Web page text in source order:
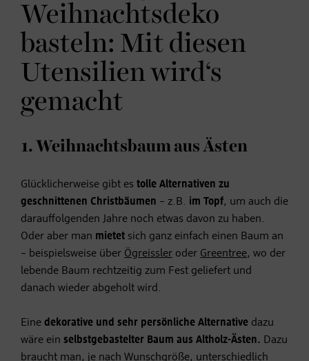
Weihnachtsdeko
basteln: Mit diesen
Utensilien wird‘s
gemacht
1. Weihnachtsbaum aus Ästen
Glücklicherweise gibt es tolle Alternativen zu
geschnittenen Christbäumen – z.B. im Topf, um auch die
darauffolgenden Jahre noch etwas davon zu haben.
Oder aber man mietet sich ganz einfach einen Baum an
– beispielsweise über Ögreissler oder Greentree, wo der
lebende Baum rechtzeitig zum Fest geliefert und
danach wieder abgeholt wird.
Eine dekorative und sehr persönliche Alternative dazu
wäre ein selbstgebastelter Baum aus Altholz-Ästen. Dazu
braucht man, je nach Wunschgröße, unterschiedlich